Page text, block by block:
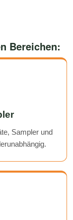
Bereichen:
Sampler und